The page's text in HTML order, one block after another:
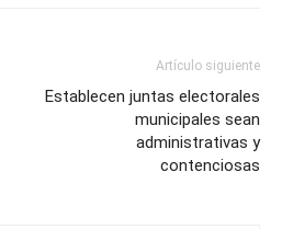
Artículo siguiente
Establecen juntas electorales
municipales sean
administrativas y
contenciosas